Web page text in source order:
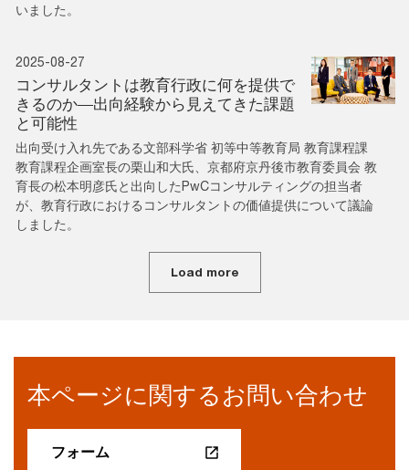
いました。
2025-08-27
コンサルタントは教育行政に何を提供で
きるのか―出向経験から見えてきた課題
と可能性
出向受け入れ先である文部科学省 初等中等教育局 教育課程課
教育課程企画室長の栗山和大氏、京都府京丹後市教育委員会 教
育長の松本明彦氏と出向したPwCコンサルティングの担当者
が、教育行政におけるコンサルタントの価値提供について議論
しました。
Load more
本ページに関するお問い合わせ
フォーム